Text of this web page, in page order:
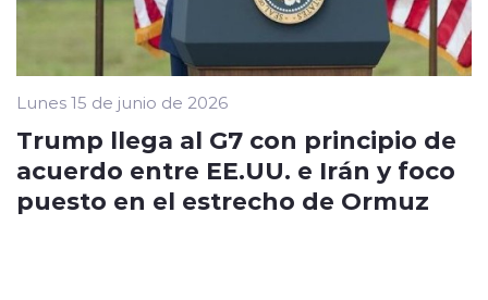
Lunes 15 de junio de 2026
Trump llega al G7 con principio de
acuerdo entre EE.UU. e Irán y foco
puesto en el estrecho de Ormuz